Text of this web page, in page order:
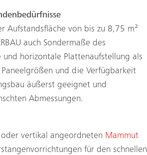
Aufstandsfläche von bis zu 8,75 m²
auch Sondermaße des
horizontale Plattenaufstellung als
und die Verfügbarkeit
äußerst geeignet und
Abmessungen.
vertikal angeordneten Mammut
für den schnellen